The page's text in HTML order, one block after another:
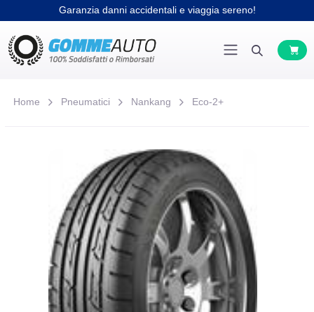
Garanzia danni accidentali e viaggia sereno!
Home Pneumatici Nankang Eco-2+